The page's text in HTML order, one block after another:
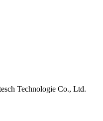
Technologie Co., Ltd.